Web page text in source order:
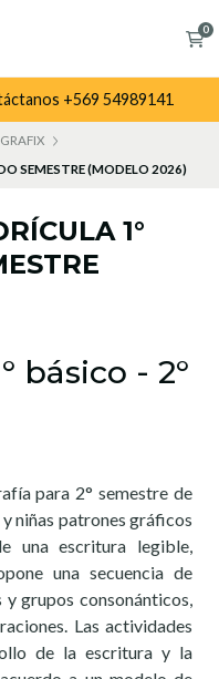
0
+569 54989141
SEMESTRE (MODELO 2026)
1°
básico - 2°
para 2° semestre de
niñas patrones gráficos
una escritura legible,
una secuencia de
grupos consonánticos,
Las actividades
de la escritura y la